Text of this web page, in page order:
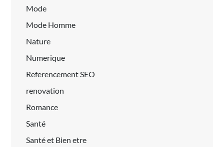
Mode
Mode Homme
Nature
Numerique
Referencement SEO
renovation
Romance
Santé
Santé et Bien etre